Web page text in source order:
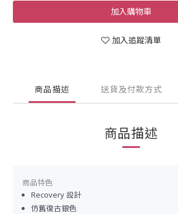
加入購物車
加入追蹤清單
商品描述 送貨及付款方式
商品描述
商品特色
Recovery 設計
仿舊復古銀色